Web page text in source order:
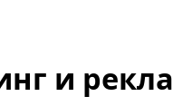
и